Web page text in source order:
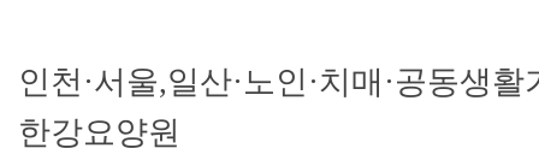
인천·서울,일산·노인·치매·공동생
한강요양원